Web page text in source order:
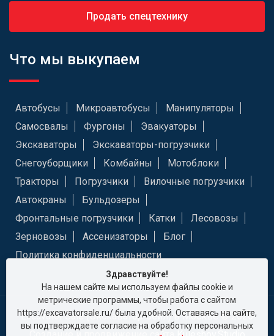
Продать спецтехнику
Что мы выкупаем
Автобусы Микроавтобусы
Манипуляторы
Самосвалы
Фургоны
Эвакуаторы
Экскаваторы
Экскаваторы-погрузчики
Снегоуборщики
Комбайны
Мотоблоки
Тракторы
Погрузчики
Вилочные погрузчики
Автокраны
Бульдозеры
Фронтальные погрузчики
Катки
Лесовозы
Зерновозы
Ассенизаторы
Блог
Политика конфиденциальности
Excavator Sale (Экскаватор Сейл) в Москве © 2026
Здравствуйте!
На нашем сайте мы используем файлы cookie и
метрические программы, чтобы работа с сайтом
https://excavatorsale.ru/ была удобной. Оставаясь на сайте,
вы подтверждаете согласие на обработку персональных